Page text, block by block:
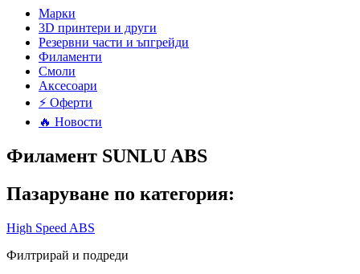
Mарки
3D принтери и други
Резервни части и ъпгрейди
Филаменти
Смоли
Аксесоари
⚡ Оферти
🔥 Новости
Филамент SUNLU ABS
Пазаруване по категория:
High Speed ABS
Филтрирай и подреди